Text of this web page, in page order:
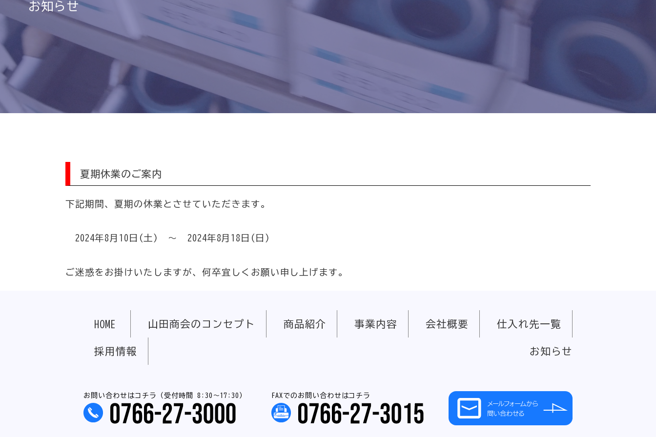
お知らせ
夏期休業のご案内
下記期間、夏期の休業とさせていただきます。
2024年8月10日(土) ～ 2024年8月18日(日)
ご迷惑をお掛けいたしますが、何卒宜しくお願い申し上げます。
HOME 山田商会のコンセプト 商品紹介 事業内容 会社概要 仕入れ先一覧
採用情報 お知らせ
お問い合わせはコチラ（受付時間 8:30～17:30） FAXでのお問い合わせはコチラ